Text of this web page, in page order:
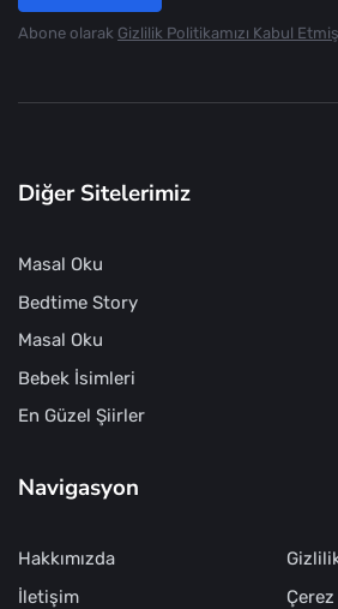
Abone olarak Gizlilik Politikamızı Kabul
Diğer Sitelerimiz
Masal Oku
Bedtime Story
Masal Oku
Bebek İsimleri
En Güzel Şiirler
Navigasyon
Hakkımızda
İletişim